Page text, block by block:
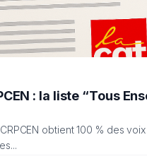
: la liste “Tous
obtient 100 % des